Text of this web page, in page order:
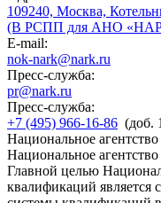
109240, Москва,
(В РСПП для АНО
E-mail:
nok-nark@nark.ru
Пресс-служба:
pr@nark.ru
Пресс-служба:
+7 (495) 966-16-86 (доб.
Национальное агентство
Национальное
Главной целью
квалификаций является